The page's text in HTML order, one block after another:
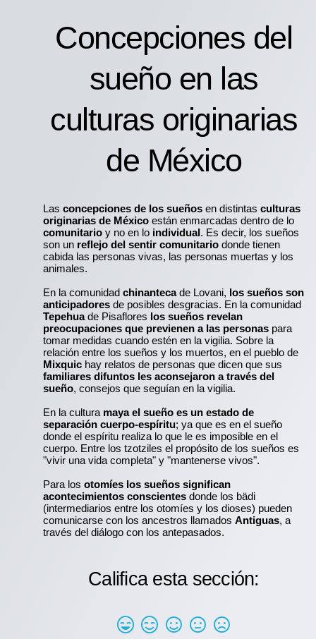
Concepciones del
sueño en las
culturas originarias
de México
Las concepciones de los sueñosen distintas culturas
originarias de Méxicoestán enmarcadas dentro de lo
comunitarioy no en lo individual . Es decir, los sueños
son un reflejo del sentir comunitariodonde tienen
cabida las personas vivas, las personas muertas y los
animales.
En la comunidad chinantecade Lovani, los sueños son
anticipadoresde posibles desgracias. En la comunidad
Tepehuade Pisaflores los sueños revelan
preocupaciones que previenen a las personaspara
tomar medidas cuando estén en la vigilia. Sobre la
relación entre los sueños y los muertos, en el pueblo de
Mixquichay relatos de personas que dicen que sus
familiares difuntos les aconsejaron a través del
sueño, consejos que seguían en la vigilia.
En la cultura maya el sueño es un estado de
separación cuerpo-espíritu; ya que es en el sueño
donde el espíritu realiza lo que le es imposible en el
cuerpo. Entre los tzotziles el propósito de los sueños es
"vivir una vida completa" y "mantenerse vivos".
Para los otomíes los sueños significan
acontecimientos conscientesdonde los bädi
(intermediarios entre los otomíes y los dioses) pueden
comunicarse con los ancestros llamados Antiguas, a
través del diálogo con los antepasados.
Califica esta sección: